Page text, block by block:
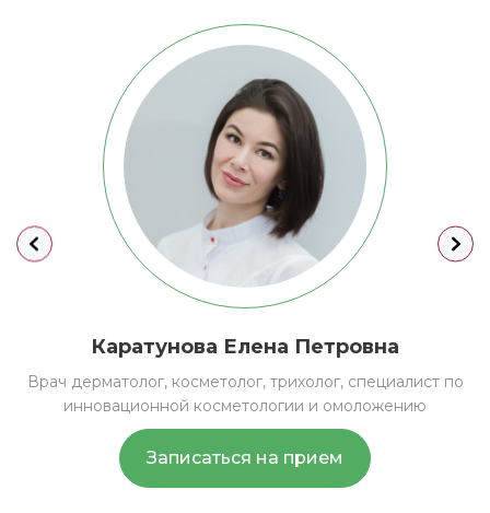
Каратунова Елена Петровна
Врач дерматолог, косметолог, трихолог, специалист по
инновационной косметологии и омоложению
Записаться на прием